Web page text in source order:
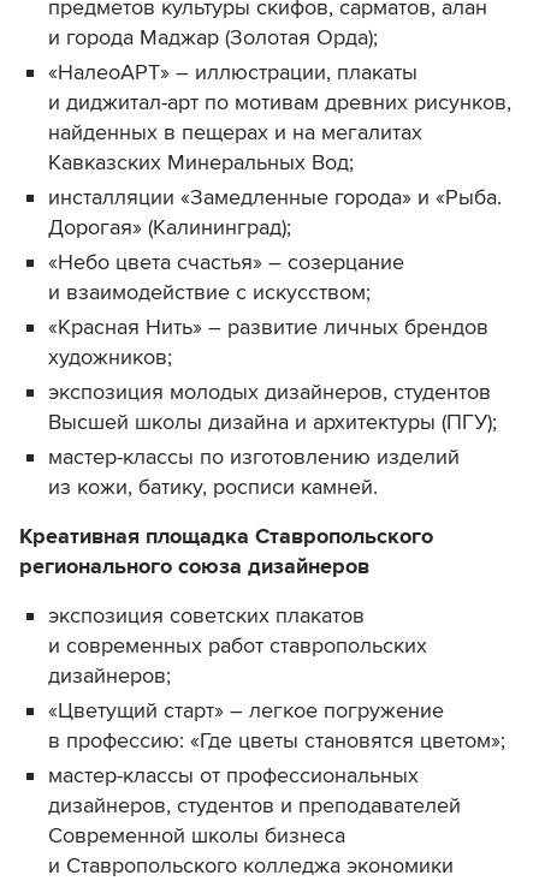
предметов культуры скифов, сарматов, алан
и города Маджар (Золотая Орда);
«НалеоАРТ» – иллюстрации, плакаты
и диджитал-арт по мотивам древних рисунков,
найденных в пещерах и на мегалитах
Кавказских Минеральных Вод;
инсталляции «Замедленные города» и «Рыба.
Дорогая» (Калининград);
«Небо цвета счастья» – созерцание
и взаимодействие с искусством;
«Красная Нить» – развитие личных брендов
художников;
экспозиция молодых дизайнеров, студентов
Высшей школы дизайна и архитектуры (ПГУ);
мастер-классы по изготовлению изделий
из кожи, батику, росписи камней.
Креативная площадка Ставропольского
регионального союза дизайнеров
экспозиция советских плакатов
и современных работ ставропольских
дизайнеров;
«Цветущий старт» – легкое погружение
в профессию: «Где цветы становятся цветом»;
мастер-классы от профессиональных
дизайнеров, студентов и преподавателей
Современной школы бизнеса
и Ставропольского колледжа экономики